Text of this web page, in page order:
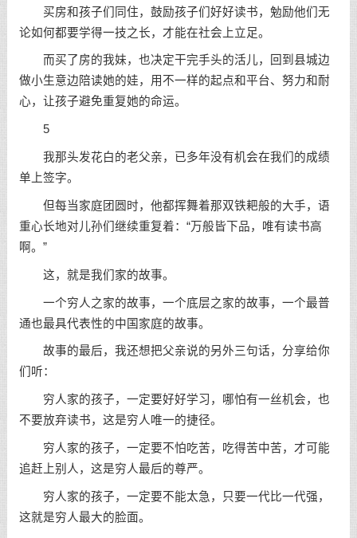
买房和孩子们同住， 鼓励孩子们好好读书，勉励他们无
论如何都要学得一技之长，才能在社会上立足。
而买了房的我妹，也决定干完手头的活儿，回到县城边
做小生意边陪读她的娃，用不一样的起点和平台、努力和耐
心，让孩子避免重复她的命运。
5
我那头发花白的老父亲，已多年没有机会在我们的成绩
单上签字。
但每当家庭团圆时，他都挥舞着那双铁耙般的大手，语
重心长地对儿孙们继续重复着：“万般皆下品，唯有读书高
啊。”
这，就是我们家的故事。
一个穷人之家的故事，一个底层之家的故事，一个最普
通也最具代表性的中国家庭的故事。
故事的最后，我还想把父亲说的另外三句话，分享给你
们听：
穷人家的孩子，一定要好好学习，哪怕有一丝机会，也
不要放弃读书，这是穷人唯一的捷径。
穷人家的孩子，一定要不怕吃苦，吃得苦中苦，才可能
追赶上别人，这是穷人最后的尊严。
穷人家的孩子，一定要不能太急，只要一代比一代强，
这就是穷人最大的脸面。